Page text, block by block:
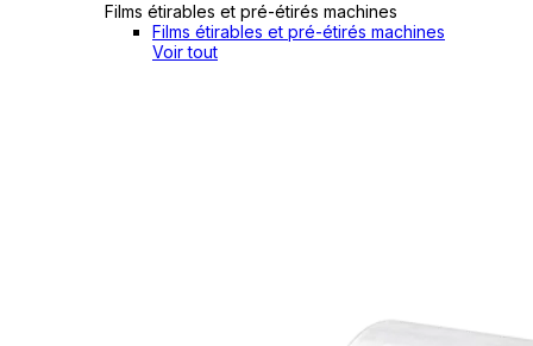
Films étirables et pré-étirés machines
Films étirables et pré-étirés machines
Voir tout